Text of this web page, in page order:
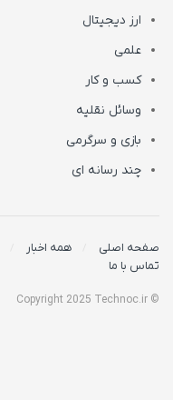
ارز دیجیتال
علمی
کسب و کار
وسائل نقلیه
بازی و سرگرمی
چند رسانه ای
صفحه اصلی همه اخبار
تماس با ما
© Copyright 2025 Technoc.ir